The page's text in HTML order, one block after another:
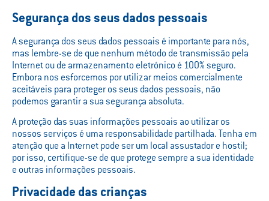
Segurança dos seus dados pessoais
A segurança dos seus dados pessoais é importante para nós,
mas lembre-se de que nenhum método de transmissão pela
Internet ou de armazenamento eletrónico é 100% seguro.
Embora nos esforcemos por utilizar meios comercialmente
aceitáveis para proteger os seus dados pessoais, não
podemos garantir a sua segurança absoluta.
A proteção das suas informações pessoais ao utilizar os
nossos serviços é uma responsabilidade partilhada. Tenha em
atenção que a Internet pode ser um local assustador e hostil;
por isso, certifique-se de que protege sempre a sua identidade
e outras informações pessoais.
Privacidade das crianças